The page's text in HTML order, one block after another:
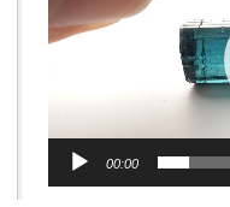
00:00